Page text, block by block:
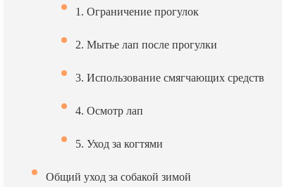
1. Ограничение прогулок
2. Мытье лап после прогулки
3. Использование смягчающих средств
4. Осмотр лап
5. Уход за когтями
Общий уход за собакой зимой